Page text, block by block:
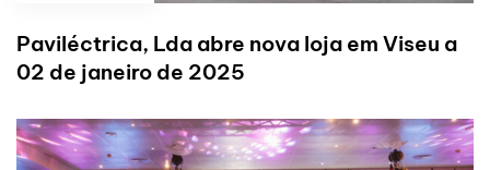
Paviléctrica, Lda abre nova loja em Viseu a
02 de janeiro de 2025